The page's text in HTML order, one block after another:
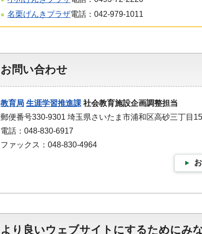
名栗げんきプラザ電話：042-979-1011
お問い合わせ
教育局 生涯学習推進課 社会教育施設企画調整担当
郵便番号330-9301 埼玉県さいたま市浦和区高砂三丁目
電話：048-830-6917
ファックス：048-830-4964
より良いウェブサイトにするためにみ